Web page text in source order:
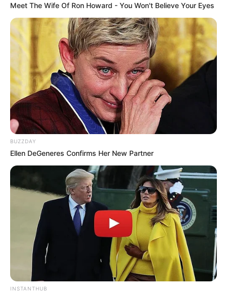
Meet The Wife Of Ron Howard - You Won't Believe Your Eyes
BUZZDAY
Ellen DeGeneres Confirms Her New Partner
INSTANTHUB